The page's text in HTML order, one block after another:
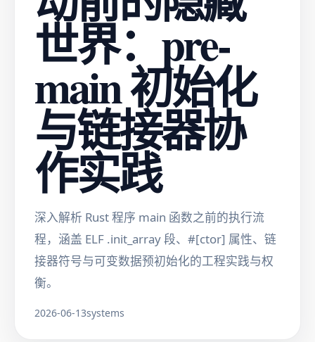
世界：pre-
main 初始化
与链接器协
作实践
深入解析 Rust 程序 main 函数之前的执行流
程，涵盖 ELF .init_array 段、#[ctor] 属性、链
接器符号与可变数据预初始化的工程实践与权
衡。
2026-06-13systems